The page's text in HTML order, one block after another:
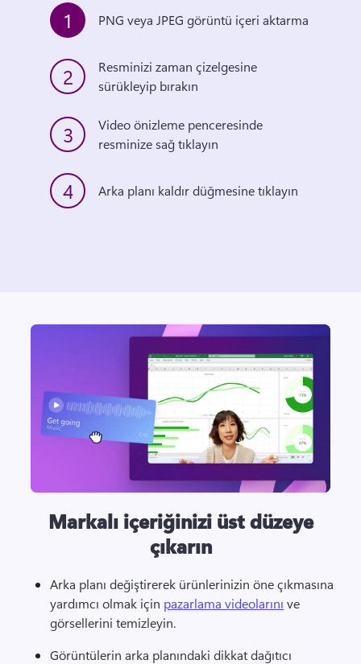
1 PNG veya JPEG görüntü içeri aktarma
2
Resminizi zaman çizelgesine
sürükleyip bırakın
3
Video önizleme penceresinde
resminize sağ tıklayın
4 Arka planı kaldır düğmesine tıklayın
Markalı içeriğinizi üst düzeye
çıkarın
Arka planı değiştirerek ürünlerinizin öne çıkmasına
yardımcı olmak için pazarlama videolarını ve
görsellerini temizleyin.
Görüntülerin arka planındaki dikkat dağıtıcı